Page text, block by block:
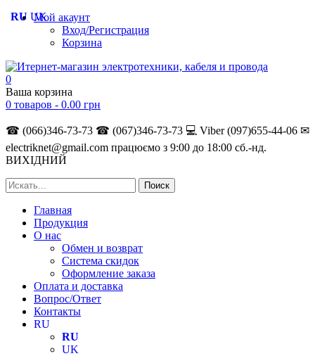
Мой акаунт
Вход/Регистрация
Корзина
0
Ваша корзина
0 товаров - 0.00 грн
☎ (066)346-73-73 ☎ (067)346-73-73 💻 Viber (097)655-44-06 ✉
electriknet@gmail.com працюємо з 9:00 до 18:00 сб.-нд.
ВИХІДНИЙ
Главная
Продукция
О нас
Обмен и возврат
Система скидок
Оформление заказа
Оплата и доставка
Вопрос/Ответ
Контакты
RU
RU
UK
RU UK